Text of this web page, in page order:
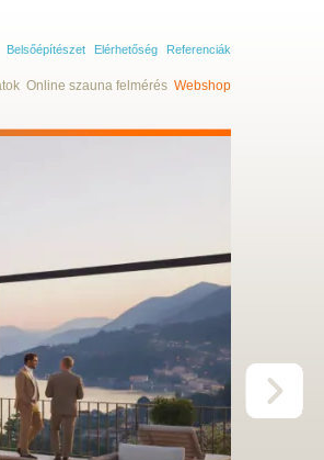
Belsőépítészet Elérhetőség Referenciák
Online szauna felmérés Webshop